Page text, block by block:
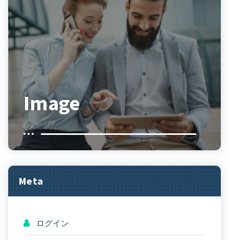
Image
Meta
ログイン